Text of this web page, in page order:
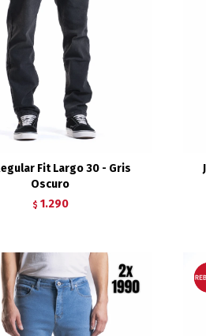
Fit Largo 30 - Gris
Oscuro
$ 1.290